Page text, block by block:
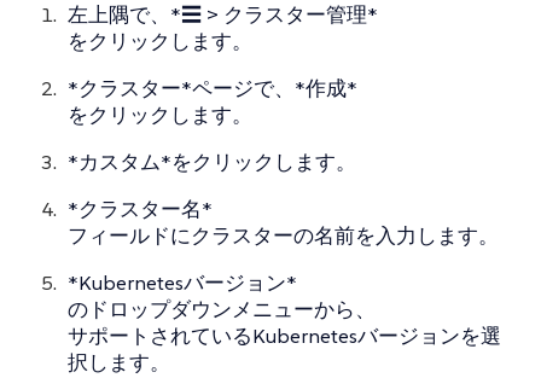
左上隅で、*☰ > クラスター管理*
をクリックします。
*クラスター*ページで、*作成*
をクリックします。
*カスタム*をクリックします。
*クラスター名*
フィールドにクラスターの名前を入力します。
*Kubernetesバージョン*
のドロップダウンメニューから、
サポートされているKubernetesバージョンを選
択します。